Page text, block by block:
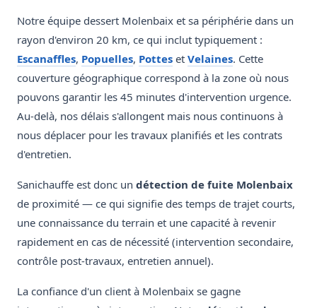
Notre équipe dessert Molenbaix et sa périphérie dans un
rayon d'environ 20 km, ce qui inclut typiquement :
Escanaffles, Popuelles, Pottes et Velaines. Cette
couverture géographique correspond à la zone où nous
pouvons garantir les 45 minutes d'intervention urgence.
Au-delà, nos délais s'allongent mais nous continuons à
nous déplacer pour les travaux planifiés et les contrats
d'entretien.
Sanichauffe est donc un détection de fuite Molenbaix
de proximité — ce qui signifie des temps de trajet courts,
une connaissance du terrain et une capacité à revenir
rapidement en cas de nécessité (intervention secondaire,
contrôle post-travaux, entretien annuel).
La confiance d'un client à Molenbaix se gagne